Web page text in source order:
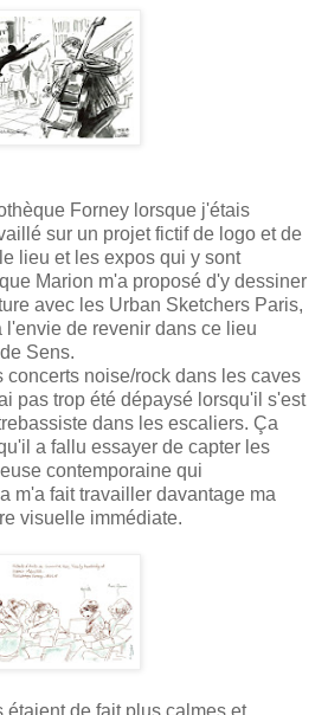
Forney lorsque j'étais
sur un projet fictif de logo et de
lieu et les expos qui y sont
Marion m'a proposé d'y dessiner
avec les Urban Sketchers Paris,
l'envie de revenir dans ce lieu
Sens.
concerts noise/rock dans les caves
pas trop été dépaysé lorsqu'il s'est
dans les escaliers. Ça
a fallu essayer de capter les
contemporaine qui
m'a fait travailler davantage ma
visuelle immédiate.
étaient de fait plus calmes et